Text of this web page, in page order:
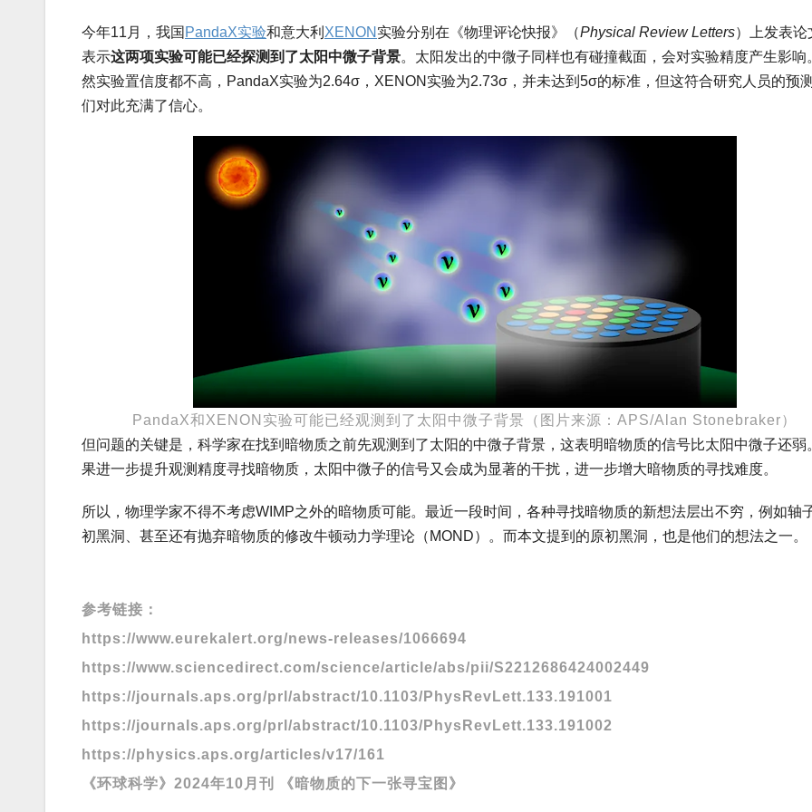
今年11月，我国 PandaX实验和意大利 XENON 实验分别在《物理评论快报》（Physical Review Letters）上发表论
表示这两项实验可能已经探测到了太阳中微子背景。太阳发出的中微子同样也有碰撞截面，会对实验精度产生影响
然实验置信度都不高，PandaX实验为2.64σ，XENON实验为2.73σ，并未达到5σ的标准，但这符合研究人员的预
们对此充满了信心。
PandaX和XENON实验可能已经观测到了太阳中微子背景（图片来源：APS/Alan Stonebraker）
但问题的关键是，科学家在找到暗物质之前先观测到了太阳的中微子背景，这表明暗物质的信号比太阳中微子还弱
果进一步提升观测精度寻找暗物质，太阳中微子的信号又会成为显著的干扰，进一步增大暗物质的寻找难度。
所以，物理学家不得不考虑WIMP之外的暗物质可能。最近一段时间，各种寻找暗物质的新想法层出不穷，例如轴
初黑洞、甚至还有抛弃暗物质的修改牛顿动力学理论（MOND）。而本文提到的原初黑洞，也是他们的想法之一。
参考链接：
https://www.eurekalert.org/news-releases/1066694
https://www.sciencedirect.com/science/article/abs/pii/S2212686424002449
https://journals.aps.org/prl/abstract/10.1103/PhysRevLett.133.191001
https://journals.aps.org/prl/abstract/10.1103/PhysRevLett.133.191002
https://physics.aps.org/articles/v17/161
《环球科学》2024年10月刊 《暗物质的下一张寻宝图》